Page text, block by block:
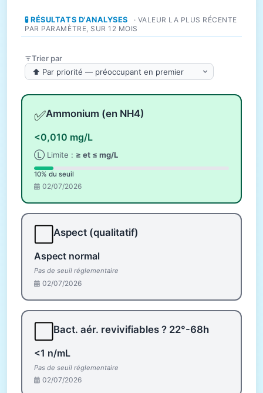
🧪 RÉSULTATS D'ANALYSES
· VALEUR LA PLUS RÉCENTE
PAR PARAMÈTRE, SUR 12 MOIS
Trier par
✅Ammonium (en NH4)
<0,010 mg/L
Ⓛ Limite : ≥ et ≤ mg/L
10% du seuil
02/07/2026
Aspect (qualitatif)
Aspect normal
Pas de seuil réglementaire
02/07/2026
Bact. aér. revivifiables ? 22°-68h
<1 n/mL
Pas de seuil réglementaire
02/07/2026